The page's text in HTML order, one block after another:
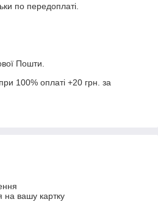
по передоплаті.
Пошти.
100% оплаті +20 грн. за
на вашу картку